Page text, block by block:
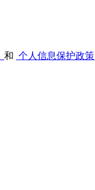
和 个人信息保护政策